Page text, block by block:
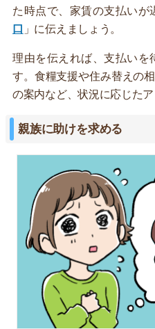
た時点で、家賃の支払いが
口 」に伝えましょう。
理由を伝えれば、支払いを
す。食糧支援や住み替えの
の案内など、状況に応じた
親族に助けを求める